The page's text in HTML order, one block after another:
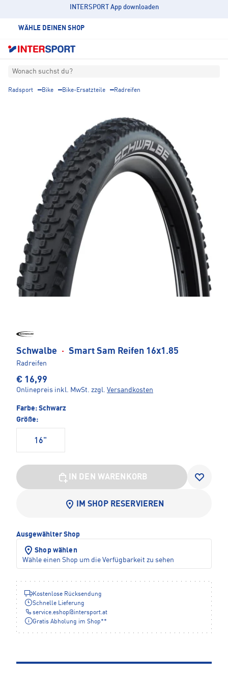
INTERSPORT App downloaden
WÄHLE DEINEN SHOP
Wonach suchst du?
Radsport Bike Bike-Ersatzteile Radreifen
Schwalbe · Smart Sam Reifen 16x1.85
Radreifen
€ 16,99
Onlinepreis inkl. MwSt. zzgl. Versandkosten
Farbe: Schwarz
Größe:
16"
IN DEN WARENKORB
IM SHOP RESERVIEREN
Ausgewählter Shop
Shop wählen
Wähle einen Shop um die Verfügbarkeit zu sehen
Kostenlose Rücksendung
Schnelle Lieferung
service.eshop@intersport.at
Gratis Abholung im Shop**